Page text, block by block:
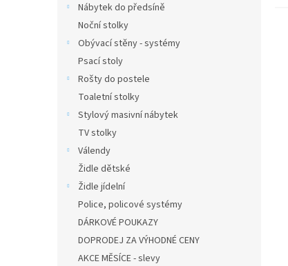
Nábytek do předsíně
Noční stolky
Obývací stěny - systémy
Psací stoly
Rošty do postele
Toaletní stolky
Stylový masivní nábytek
TV stolky
Válendy
Židle dětské
Židle jídelní
Police, policové systémy
DÁRKOVÉ POUKAZY
DOPRODEJ ZA VÝHODNÉ CENY
AKCE MĚSÍCE - slevy